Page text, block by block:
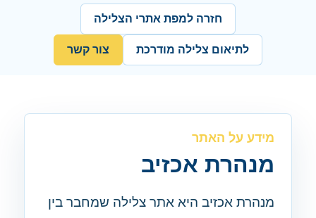
חזרה למפת אתרי הצלילה
לתיאום צלילה מודרכת צור קשר
מידע על האתר
מנהרת אכזיב
מנהרת אכזיב היא אתר צלילה שמחבר בין